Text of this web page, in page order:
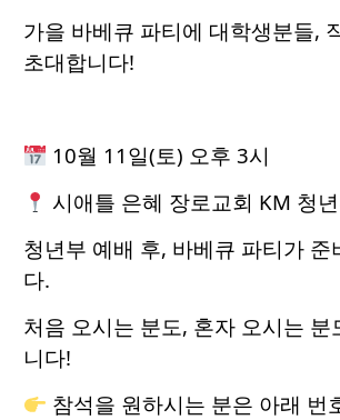
가을 바베큐 파티에 대학생분들,
초대합니다!
10월 11일(토) 오후 3시
시애틀 은혜 장로교회 KM 청
청년부 예배 후, 바베큐 파티가 준
다.
처음 오시는 분도, 혼자 오시는 분
니다!
참석을 원하시는 분은 아래 번